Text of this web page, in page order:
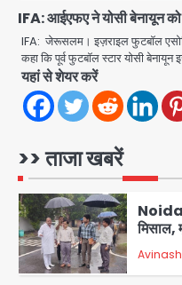
IFA: आईएफए ने योसी बेनायून को
IFA: जेरूसलम। इज़राइल फुटबॉल
कहा कि पूर्व फुटबॉल स्टार योसी बेनायून
यहां से शेयर करें
>> ताजा खबरें
5
DC
एक्टिंग
1
Felix
2
Noida
मिसाल,